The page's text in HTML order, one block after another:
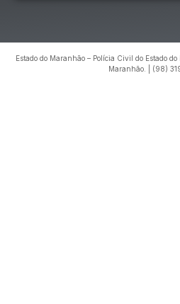
Estado do Maranhão – Polícia Civil do Estado
Maranhão. | (98)